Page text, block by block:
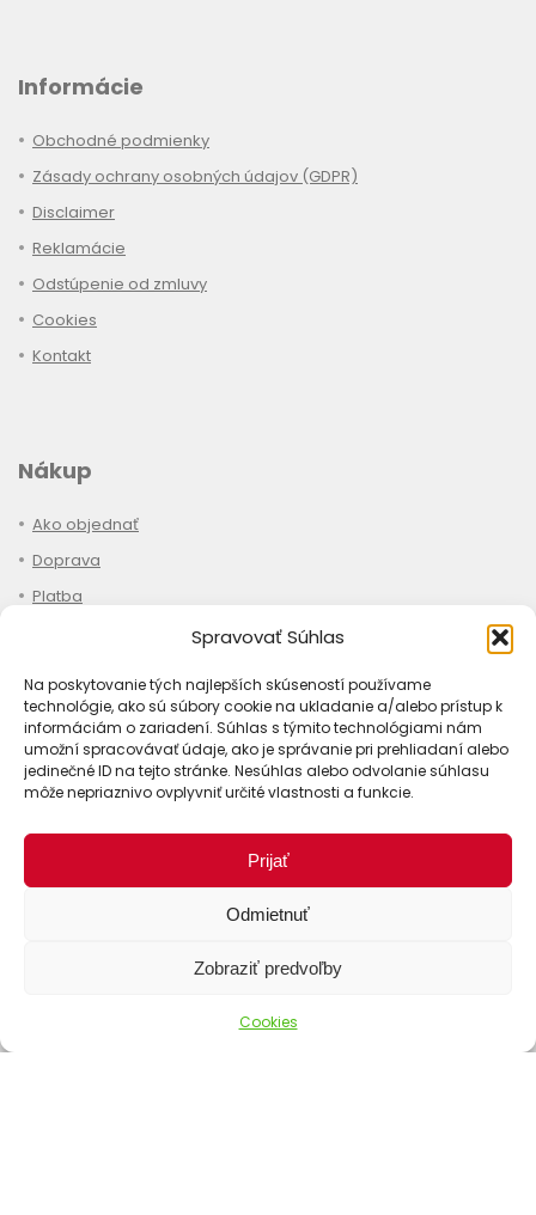
Spravovať Súhlas
Na poskytovanie tých najlepších skúseností používame
technológie, ako sú súbory cookie na ukladanie a/alebo prístup k
informáciám o zariadení. Súhlas s týmito technológiami nám
umožní spracovávať údaje, ako je správanie pri prehliadaní alebo
jedinečné ID na tejto stránke. Nesúhlas alebo odvolanie súhlasu
môže nepriaznivo ovplyvniť určité vlastnosti a funkcie.
Prijať
Odmietnuť
Zobraziť predvoľby
Cookies
Informácie
Obchodné podmienky
Zásady ochrany osobných údajov (GDPR)
Disclaimer
Reklamácie
Odstúpenie od zmluvy
Cookies
Kontakt
Nákup
Ako objednať
Doprava
Platba